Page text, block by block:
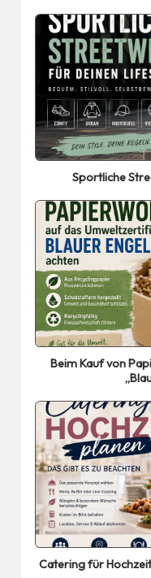
Posted
in
Sportliche
Posted
in
Beim Kauf von
Posted
in
Catering für